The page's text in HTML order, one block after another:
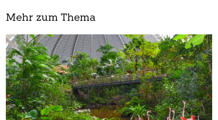
Mehr zum Thema